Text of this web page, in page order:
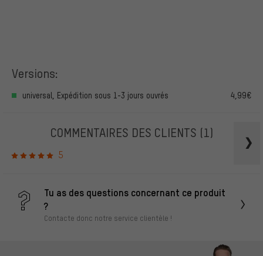
Versions:
universal, Expédition sous 1-3 jours ouvrés 4,99€
COMMENTAIRES DES CLIENTS (1)
5
Tu as des questions concernant ce produit
?
Contacte donc notre service clientèle !